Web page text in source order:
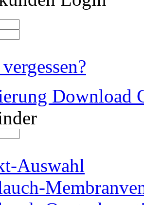
Download
Auswahl